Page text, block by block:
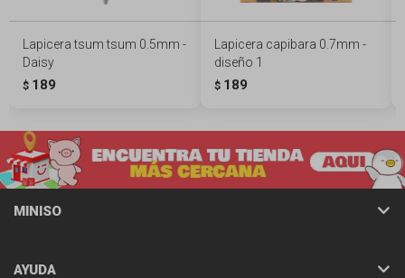
Lapicera tsum tsum 0.5mm -
Daisy
$ 189
Lapicera capibara 0.7mm -
diseño 1
$ 189
MINISO
AYUDA